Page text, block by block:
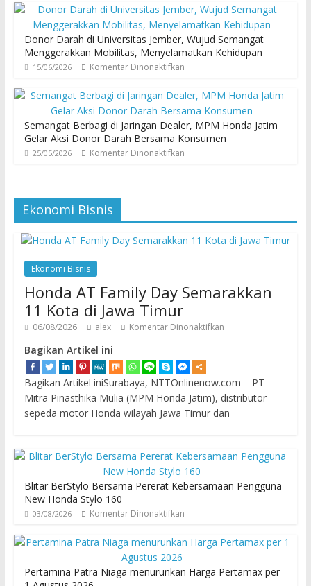
Donor Darah di Universitas Jember, Wujud Semangat
Menggerakkan Mobilitas, Menyelamatkan Kehidupan
15/06/2026 Komentar Dinonaktifkan
Semangat Berbagi di Jaringan Dealer, MPM Honda Jatim
Gelar Aksi Donor Darah Bersama Konsumen
25/05/2026 Komentar Dinonaktifkan
Ekonomi Bisnis
Ekonomi Bisnis
Honda AT Family Day Semarakkan
11 Kota di Jawa Timur
06/08/2026 alex Komentar Dinonaktifkan
Bagikan Artikel ini
Bagikan Artikel iniSurabaya, NTTOnlinenow.com – PT
Mitra Pinasthika Mulia (MPM Honda Jatim), distributor
sepeda motor Honda wilayah Jawa Timur dan
Blitar BerStylo Bersama Pererat Kebersamaan Pengguna
New Honda Stylo 160
03/08/2026 Komentar Dinonaktifkan
Pertamina Patra Niaga menurunkan Harga Pertamax per